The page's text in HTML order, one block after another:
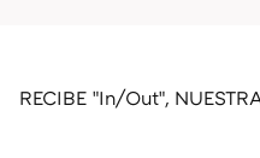
RECIBE "In/Out",